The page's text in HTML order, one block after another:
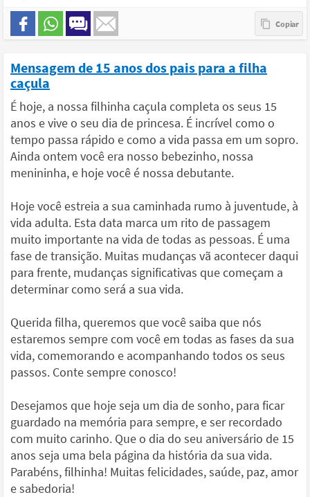
Mensagem de 15 anos dos pais para a filha
caçula
É hoje, a nossa filhinha caçula completa os seus 15
anos e vive o seu dia de princesa. É incrível como o
tempo passa rápido e como a vida passa em um sopro.
Ainda ontem você era nosso bebezinho, nossa
menininha, e hoje você é nossa debutante.
Hoje você estreia a sua caminhada rumo à juventude, à
vida adulta. Esta data marca um rito de passagem
muito importante na vida de todas as pessoas. É uma
fase de transição. Muitas mudanças vã acontecer daqui
para frente, mudanças significativas que começam a
determinar como será a sua vida.
Querida filha, queremos que você saiba que nós
estaremos sempre com você em todas as fases da sua
vida, comemorando e acompanhando todos os seus
passos. Conte sempre conosco!
Desejamos que hoje seja um dia de sonho, para ficar
guardado na memória para sempre, e ser recordado
com muito carinho. Que o dia do seu aniversário de 15
anos seja uma bela página da história da sua vida.
Parabéns, filhinha! Muitas felicidades, saúde, paz, amor
e sabedoria!